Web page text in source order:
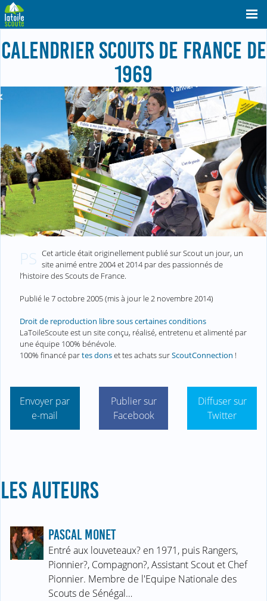
CALENDRIER SCOUTS DE FRANCE DE
1969
PS Cet article était originellement publié sur Scout un jour, un
site animé entre 2004 et 2014 par des passionnés de
l’histoire des Scouts de France.
Publié le7 octobre 2005(mis à jour le2 novembre 2014)
Droit de reproduction libre sous certaines conditions
LaToileScoute est un site conçu, réalisé, entretenu et alimenté par
une équipe 100% bénévole.
100% financé partes donset tes achats surScoutConnection !
Envoyer par
e-mail
Publier sur
Facebook
Diffuser sur
Twitter
LES AUTEURS
PASCAL MONET
Entré aux louveteaux? en 1971, puis Rangers,
Pionnier?, Compagnon?, Assistant Scout et Chef
Pionnier. Membre de l'Equipe Nationale des
Scouts de Sénégal…